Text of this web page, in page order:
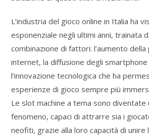
L’industria del gioco online in Italia ha
esponenziale negli ultimi anni, trainata
combinazione di fattori: l’aumento
internet, la diffusione degli smartphone
l’innovazione tecnologica che ha
esperienze di gioco sempre più
Le slot machine a tema sono
fenomeno, capaci di attrarre sia i
neofiti, grazie alla loro capacità di unire